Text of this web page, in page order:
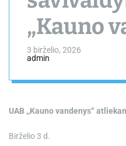
„Kauno
atliekami
3 birželio, 2026
admin
UAB ,,Kauno vandenys“
Birželio 3 d.